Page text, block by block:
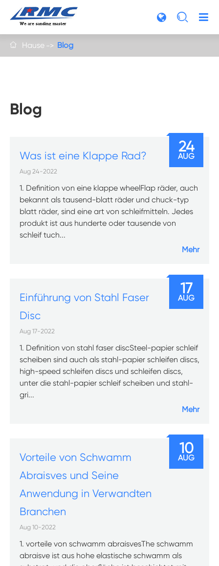

 Hause Blog
Blog
Was ist eine Klappe Rad?
Aug 24-2022
1. Definition von eine klappe wheelFlap räder, auch
bekannt als tausend-blatt räder und chuck-typ
blatt räder, sind eine art von schleifmitteln. Jedes
produkt ist aus hunderte oder tausende von
schleif tuch...
Mehr
24
AUG
Einführung von Stahl Faser
Disc
Aug 17-2022
1. Definition von stahl faser discSteel-papier schleif
scheiben sind auch als stahl-papier schleifen discs,
high-speed schleifen discs und schleifen discs,
unter die stahl-papier schleif scheiben und stahl-
gri...
Mehr
17
AUG
Vorteile von Schwamm
Abraisves und Seine
Anwendung in Verwandten
Branchen
Aug 10-2022
1. vorteile von schwamm abraisvesThe schwamm
abraisve ist aus hohe elastische schwamm als
10
AUG